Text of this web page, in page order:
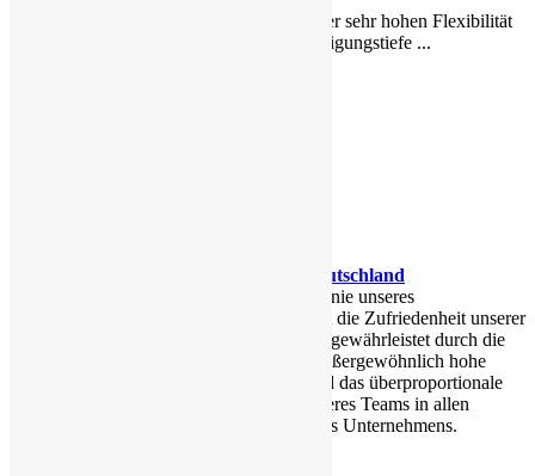
Grundlage unserer sehr hohen Flexibilität
ist eine hohe Fertigungstiefe ...
Qualität aus Deutschland
Die oberste Leitlinie unseres
Unternehmens ist die Zufriedenheit unserer
Kunden sie wird gewährleistet durch die
täglich gelebte außergewöhnlich hohe
Identifikation und das überproportionale
Engagement unseres Teams in allen
Bereichen unseres Unternehmens.